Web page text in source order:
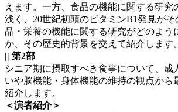
えます。一方、食品の機能に関する研究
浅く、20世紀初頭のビタミンB1発見が
品・栄養の機能に関する研究がどのよう
か、その歴史的背景を交えて紹介します。
|| 第2部
シニア期に摂取すべき食事について、成
いや脳機能・身体機能の維持の観点から
紹介します。
＜演者紹介＞